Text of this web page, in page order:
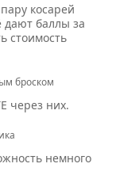
косарей
дают баллы за
стоимость
броском
через них.
немного